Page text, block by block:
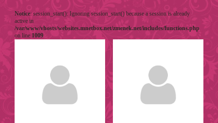
Notice: session_start(): Ignoring session_start() because a session is already
active in
/var/www/vhosts/websites.mnetbox.net/zmenek.net/includes/functions.php
on line 1009